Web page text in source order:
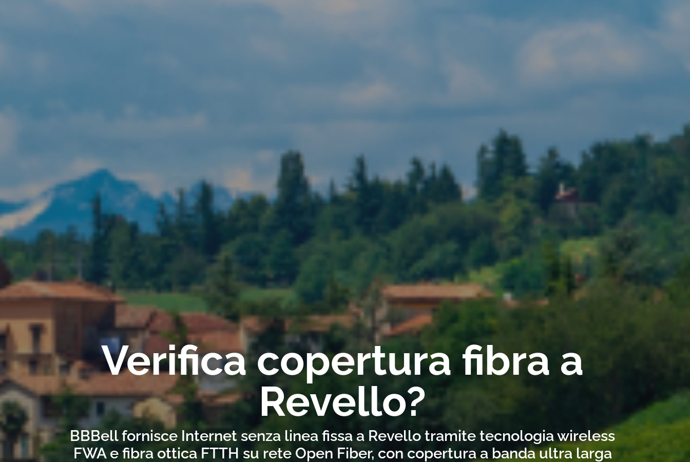
Verifica copertura fibra a
Revello?
BBBell fornisce Internet senza linea fissa a Revello tramite tecnologia wireless
FWA e fibra ottica FTTH su rete Open Fiber, con copertura a banda ultra larga